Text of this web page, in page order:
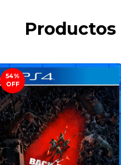
54%
OFF